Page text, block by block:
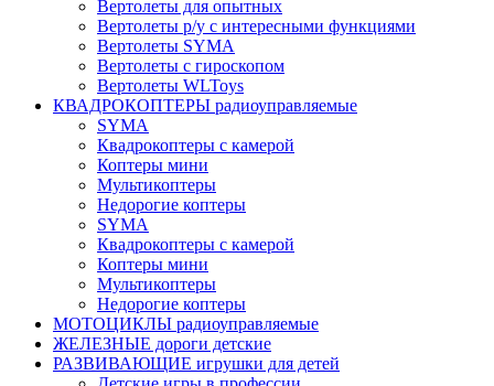
Вертолеты для опытных
Вертолеты р/у с интересными функциями
Вертолеты SYMA
Вертолеты с гироскопом
Вертолеты WLToys
КВАДРОКОПТЕРЫ радиоуправляемые
SYMA
Квадрокоптеры с камерой
Коптеры мини
Мультикоптеры
Недорогие коптеры
SYMA
Квадрокоптеры с камерой
Коптеры мини
Мультикоптеры
Недорогие коптеры
МОТОЦИКЛЫ радиоуправляемые
ЖЕЛЕЗНЫЕ дороги детские
РАЗВИВАЮЩИЕ игрушки для детей